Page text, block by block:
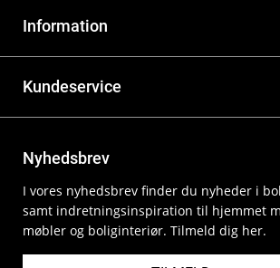
Information
Kundeservice
Nyhedsbrev
I vores nyhedsbrev finder du nyheder i
samt indretningsinspiration til hjemmet
møbler og boliginteriør. Tilmeld dig her.